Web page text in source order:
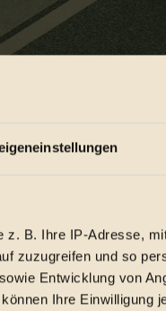
B. Ihre IP-Adresse,
zuzugreifen und so
Entwicklung von
Ihre Einwilligung